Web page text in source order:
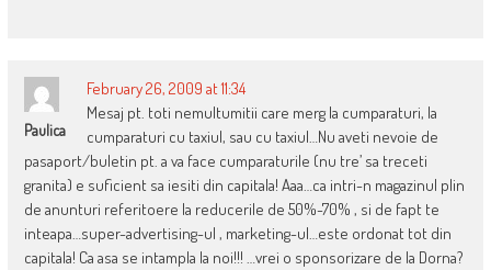
Paulica
February 26, 2009 at 11:34
Mesaj pt. toti nemultumitii care merg la cumparaturi, la
cumparaturi cu taxiul, sau cu taxiul…Nu aveti nevoie de
pasaport/buletin pt. a va face cumparaturile (nu tre’ sa treceti
granita) e suficient sa iesiti din capitala! Aaa…ca intri-n magazinul plin
de anunturi referitoere la reducerile de 50%-70% , si de fapt te
inteapa…super-advertising-ul , marketing-ul…este ordonat tot din
capitala! Ca asa se intampla la noi!!! …vrei o sponsorizare de la Dorna?